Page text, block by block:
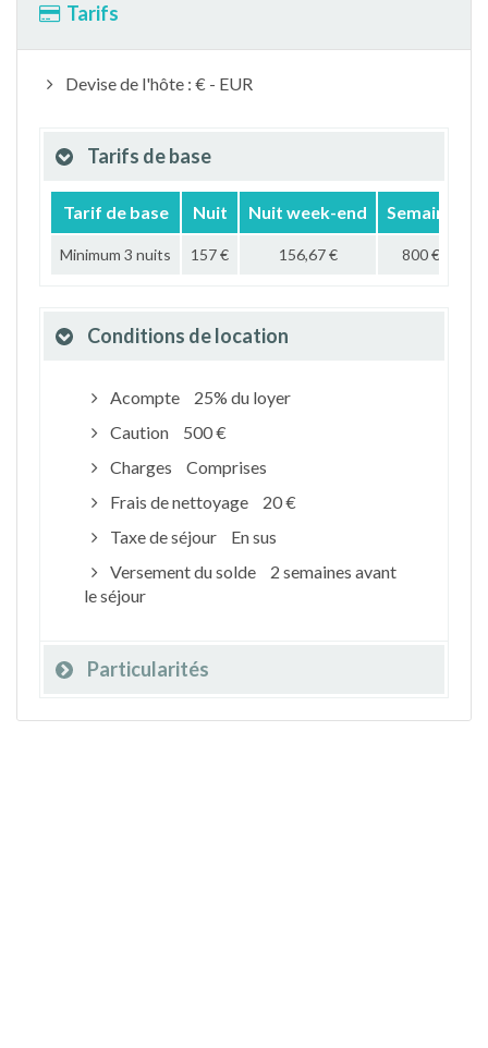
Tarifs
Devise de l'hôte : € - EUR
Tarifs de base
Tarif de base Nuit Nuit week-end Semaine
Minimum 3 nuits 157 € 156,67 € 800 €
Conditions de location
Acompte
25% du loyer
Caution
500 €
Charges
Comprises
Frais de nettoyage
20 €
Taxe de séjour
En sus
Versement du solde
2 semaines avant
le séjour
Particularités